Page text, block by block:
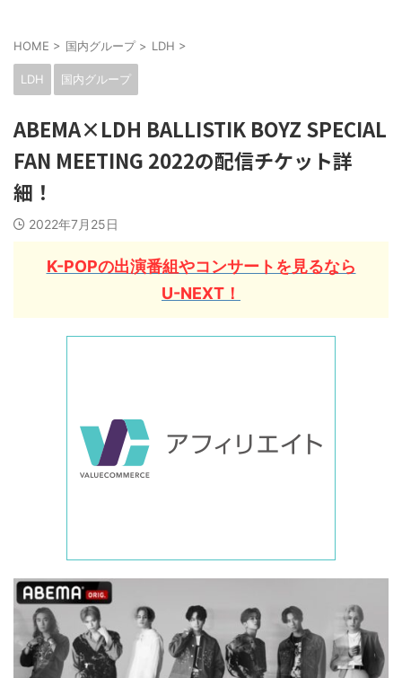
HOME > 国内グループ > LDH >
LDH 国内グループ
ABEMA×LDH BALLISTIK BOYZ SPECIAL
FAN MEETING 2022の配信チケット詳
細！
2022年7月25日
K-POPの出演番組やコンサートを見るなら
U-NEXT！